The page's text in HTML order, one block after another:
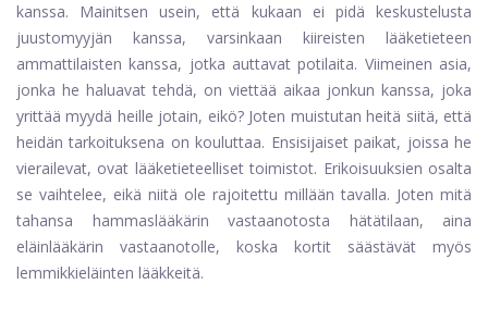
kanssa. Mainitsen usein, että kukaan ei pidä keskustelusta
juustomyyjän kanssa, varsinkaan kiireisten lääketieteen
ammattilaisten kanssa, jotka auttavat potilaita. Viimeinen asia,
jonka he haluavat tehdä, on viettää aikaa jonkun kanssa, joka
yrittää myydä heille jotain, eikö? Joten muistutan heitä siitä, että
heidän tarkoituksena on kouluttaa. Ensisijaiset paikat, joissa he
vierailevat, ovat lääketieteelliset toimistot. Erikoisuuksien osalta
se vaihtelee, eikä niitä ole rajoitettu millään tavalla. Joten mitä
tahansa hammaslääkärin vastaanotosta hätätilaan, aina
eläinlääkärin vastaanotolle, koska kortit säästävät myös
lemmikkieläinten lääkkeitä.